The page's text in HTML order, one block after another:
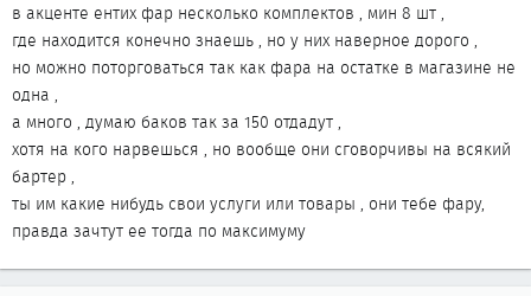
в акценте ентих фар несколько комплектов , мин 8 шт ,
где находится конечно знаешь , но у них наверное дорого ,
но можно поторговаться так как фара на остатке в магазине не
одна ,
а много , думаю баков так за 150 отдадут ,
хотя на кого нарвешься , но вообще они сговорчивы на всякий
бартер ,
ты им какие нибудь свои услуги или товары , они тебе фару,
правда зачтут ее тогда по максимуму